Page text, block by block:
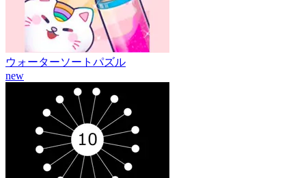
ウォーターソートパズル
new